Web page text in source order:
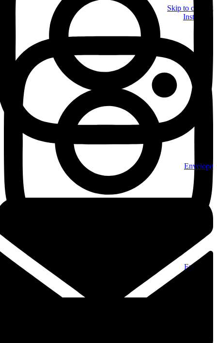
Skip to content
Instagram
Envelope
Envelope